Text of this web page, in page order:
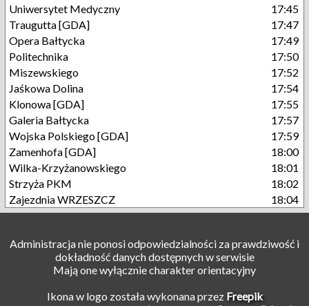
Uniwersytet Medyczny
17:45
Traugutta [GDA]
17:47
Opera Bałtycka
17:49
Politechnika
17:50
Miszewskiego
17:52
Jaśkowa Dolina
17:54
Klonowa [GDA]
17:55
Galeria Bałtycka
17:57
Wojska Polskiego [GDA]
17:59
Zamenhofa [GDA]
18:00
Wilka-Krzyżanowskiego
18:01
Strzyża PKM
18:02
Zajezdnia WRZESZCZ
18:04
Administracja nie ponosi odpowiedzialności za prawdziwość i
dokładność danych dostępnych w serwisie
Mają one wyłącznie charakter orientacyjny
Ikona w logo została wykonana przez Freepik